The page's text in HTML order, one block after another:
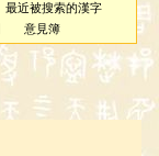
最近被搜索的漢字
意見簿